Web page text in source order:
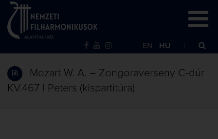
EN HU
Mozart W. A. – Zongoraverseny C-dúr
KV.467 | Peters (kispartitúra)